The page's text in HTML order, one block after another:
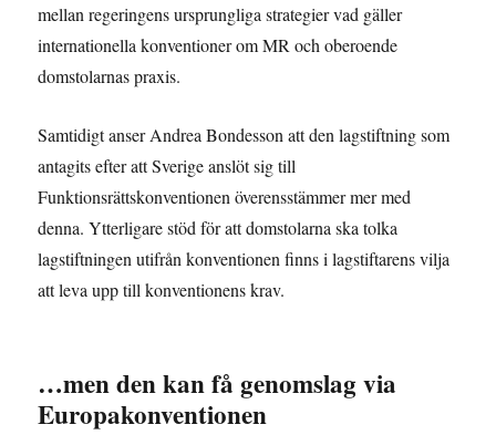
mellan regeringens ursprungliga strategier vad gäller
internationella konventioner om MR och oberoende
domstolarnas praxis.
Samtidigt anser Andrea Bondesson att den lagstiftning som
antagits efter att Sverige anslöt sig till
Funktionsrättskonventionen överensstämmer mer med
denna. Ytterligare stöd för att domstolarna ska tolka
lagstiftningen utifrån konventionen finns i lagstiftarens vilja
att leva upp till konventionens krav.
…men den kan få genomslag via
Europakonventionen